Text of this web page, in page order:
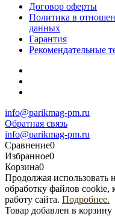
Договор оферты
Политика в
данных
Гарантия
Рекомендательные
info@parikmag-pm.ru
Обратная связь
info@parikmag-pm.ru
Сравнение0
Избранное0
Корзина0
Продолжая использовать
обработку файлов
работу сайта. Подробнее.
Товар добавлен в корзину